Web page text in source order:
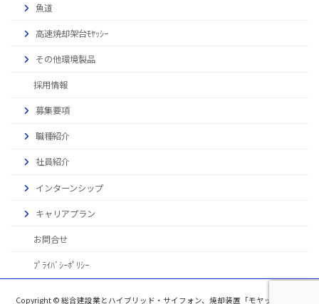
魚道
高速焼却架台ﾓﾔｯｼｰ
その他環境製品
採用情報
募集要項
職種紹介
社員紹介
インターンシップ
キャリアプラン
お問合せ
ﾌﾟﾗｲﾊﾞｼｰﾎﾟﾘｼｰ
Copyright © 総合建設業とハイブリッド・サイフォン、焼却装置「モヤッシー」、